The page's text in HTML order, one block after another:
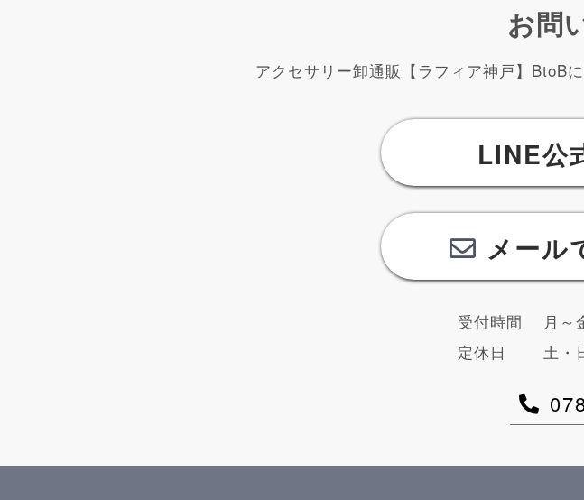
お問
アクセサリー卸通販【ラフィア神戸】BtoB
LINE公
メール
受付時間
月～
定休日
土・